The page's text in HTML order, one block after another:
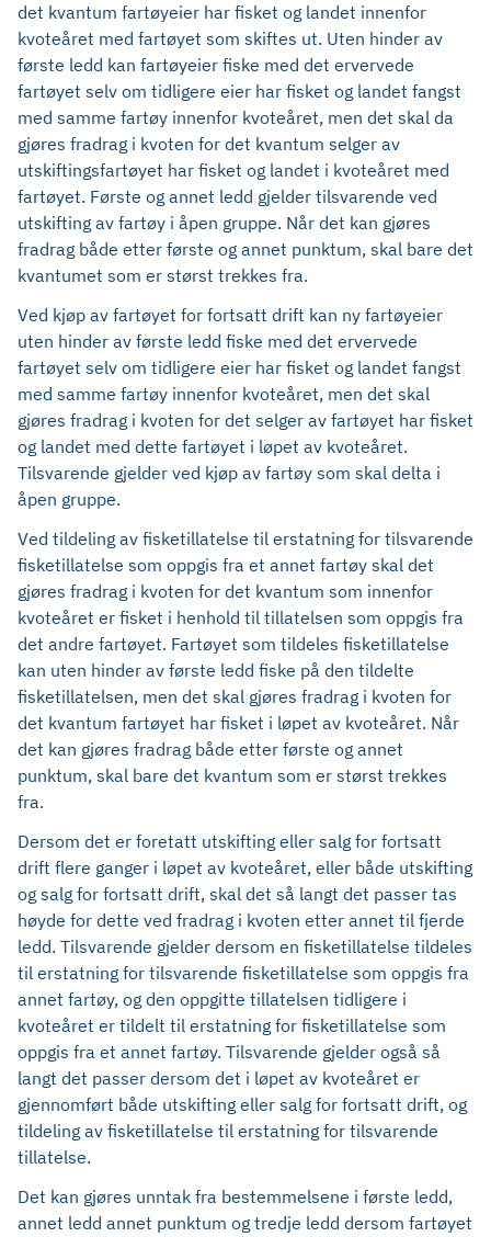
det kvantum fartøyeier har fisket og landet innenfor
kvoteåret med fartøyet som skiftes ut. Uten hinder av
første ledd kan fartøyeier fiske med det ervervede
fartøyet selv om tidligere eier har fisket og landet fangst
med samme fartøy innenfor kvoteåret, men det skal da
gjøres fradrag i kvoten for det kvantum selger av
utskiftingsfartøyet har fisket og landet i kvoteåret med
fartøyet. Første og annet ledd gjelder tilsvarende ved
utskifting av fartøy i åpen gruppe. Når det kan gjøres
fradrag både etter første og annet punktum, skal bare det
kvantumet som er størst trekkes fra.
Ved kjøp av fartøyet for fortsatt drift kan ny fartøyeier
uten hinder av første ledd fiske med det ervervede
fartøyet selv om tidligere eier har fisket og landet fangst
med samme fartøy innenfor kvoteåret, men det skal
gjøres fradrag i kvoten for det selger av fartøyet har fisket
og landet med dette fartøyet i løpet av kvoteåret.
Tilsvarende gjelder ved kjøp av fartøy som skal delta i
åpen gruppe.
Ved tildeling av fisketillatelse til erstatning for tilsvarende
fisketillatelse som oppgis fra et annet fartøy skal det
gjøres fradrag i kvoten for det kvantum som innenfor
kvoteåret er fisket i henhold til tillatelsen som oppgis fra
det andre fartøyet. Fartøyet som tildeles fisketillatelse
kan uten hinder av første ledd fiske på den tildelte
fisketillatelsen, men det skal gjøres fradrag i kvoten for
det kvantum fartøyet har fisket i løpet av kvoteåret. Når
det kan gjøres fradrag både etter første og annet
punktum, skal bare det kvantum som er størst trekkes
fra.
Dersom det er foretatt utskifting eller salg for fortsatt
drift flere ganger i løpet av kvoteåret, eller både utskifting
og salg for fortsatt drift, skal det så langt det passer tas
høyde for dette ved fradrag i kvoten etter annet til fjerde
ledd. Tilsvarende gjelder dersom en fisketillatelse tildeles
til erstatning for tilsvarende fisketillatelse som oppgis fra
annet fartøy, og den oppgitte tillatelsen tidligere i
kvoteåret er tildelt til erstatning for fisketillatelse som
oppgis fra et annet fartøy. Tilsvarende gjelder også så
langt det passer dersom det i løpet av kvoteåret er
gjennomført både utskifting eller salg for fortsatt drift, og
tildeling av fisketillatelse til erstatning for tilsvarende
tillatelse.
Det kan gjøres unntak fra bestemmelsene i første ledd,
annet ledd annet punktum og tredje ledd dersom fartøyet